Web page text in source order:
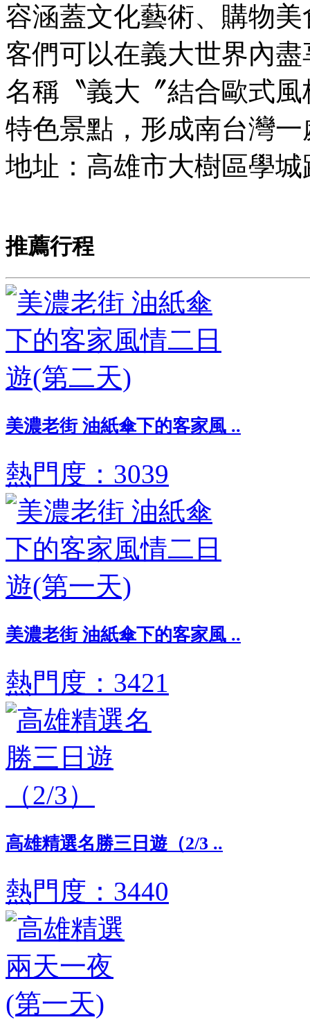
容涵蓋文化藝術、購物
客們可以在義大世界內
名稱〝義大〞結合歐式
特色景點，形成南台灣
地址：高雄市大樹區學城
推薦行程
美濃老街 油紙傘下的客家風 ..
熱門度：3039
美濃老街 油紙傘下的客家風 ..
熱門度：3421
高雄精選名勝三日遊（2/3 ..
熱門度：3440